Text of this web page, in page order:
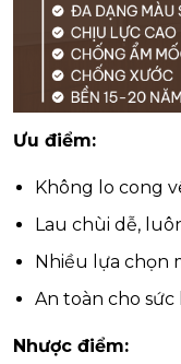
Ưu điểm:
Không lo cong
Lau chùi dễ,
Nhiều lựa chọn
An toàn cho sức
Nhược điểm: